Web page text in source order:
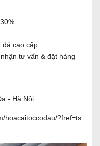
cao cấp.
tư vấn & đặt hàng
- Hà Nội
hoacaitoccodau/?fref=ts